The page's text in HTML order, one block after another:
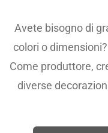
Avete bisogno di
colori o
Come produttore,
diverse